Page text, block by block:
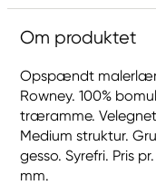
Om produktet
Opspændt
Rowney. 100%
træramme.
Medium struktur.
gesso. Syrefri. Pris
mm.